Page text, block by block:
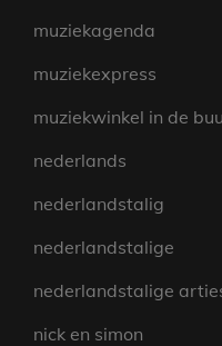
muziekagenda
muziekexpress
muziekwinkel in de
nederlands
nederlandstalig
nederlandstalige
nederlandstalige
nick en simon